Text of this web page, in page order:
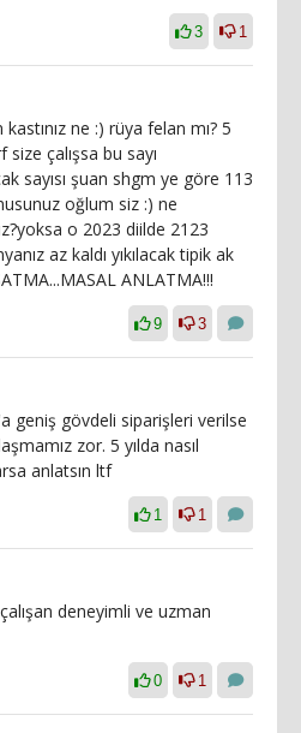
3 1
ne :) rüya felan mı? 5
size çalışsa bu sayı
sayısı şuan shgm ye göre 113
oğlum siz :) ne
o 2023 diilde 2123
az kaldı yıkılacak tipik ak
ANLATMA!!!
9 3
geniş gövdeli siparişleri verilse
zor. 5 yılda nasıl
anlatsın ltf
1 1
deneyimli ve uzman
0 1